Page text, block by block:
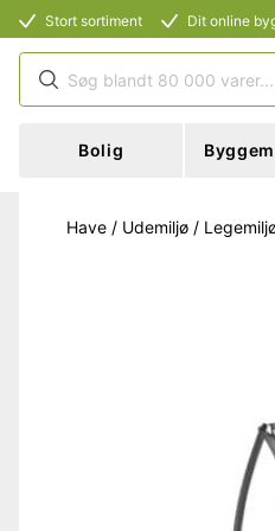
Stort sortiment Dit online
Bolig
Have / Udemiljø /